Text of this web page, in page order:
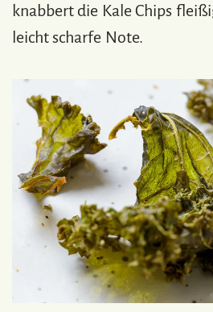
knabbert die Kale Chips
leicht scharfe Note.